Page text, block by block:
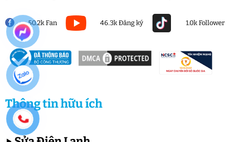
50.2k Fan 46.3k Đăng ký 1.0k Follower
Thông tin hữu ích